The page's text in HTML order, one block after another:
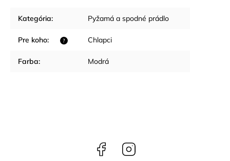
Kategória: Pyžamá a spodné prádlo
?
Pre koho: Chlapci
Farba: Modrá
Facebook